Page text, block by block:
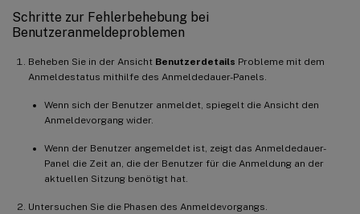
Schritte zur Fehlerbehebung bei
Benutzeranmeldeproblemen
Beheben Sie in der Ansicht Benutzerdetails Probleme mit dem
Anmeldestatus mithilfe des Anmeldedauer-Panels.
Wenn sich der Benutzer anmeldet, spiegelt die Ansicht den
Anmeldevorgang wider.
Wenn der Benutzer angemeldet ist, zeigt das Anmeldedauer-
Panel die Zeit an, die der Benutzer für die Anmeldung an der
aktuellen Sitzung benötigt hat.
Untersuchen Sie die Phasen des Anmeldevorgangs.